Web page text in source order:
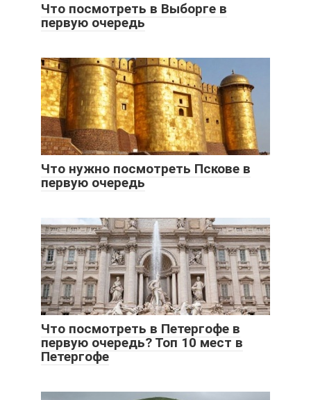
Что посмотреть в Выборге в
первую очередь
Что нужно посмотреть Пскове в
первую очередь
Что посмотреть в Петергофе в
первую очередь? Топ 10 мест в
Петергофе